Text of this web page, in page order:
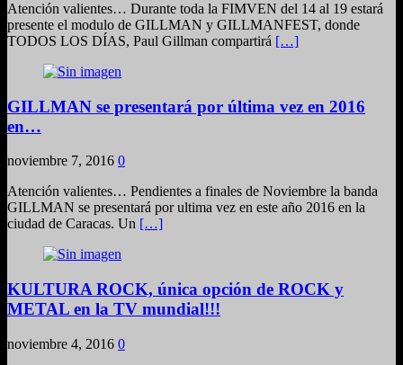
Atención valientes… Durante toda la FIMVEN del 14 al 19 estará
presente el modulo de GILLMAN y GILLMANFEST, donde
TODOS LOS DÍAS, Paul Gillman compartirá […]
GILLMAN se presentará por última vez en 2016
en…
noviembre 7, 2016 0
Atención valientes… Pendientes a finales de Noviembre la banda
GILLMAN se presentará por ultima vez en este año 2016 en la
ciudad de Caracas. Un […]
KULTURA ROCK, única opción de ROCK y
METAL en la TV mundial!!!
noviembre 4, 2016 0